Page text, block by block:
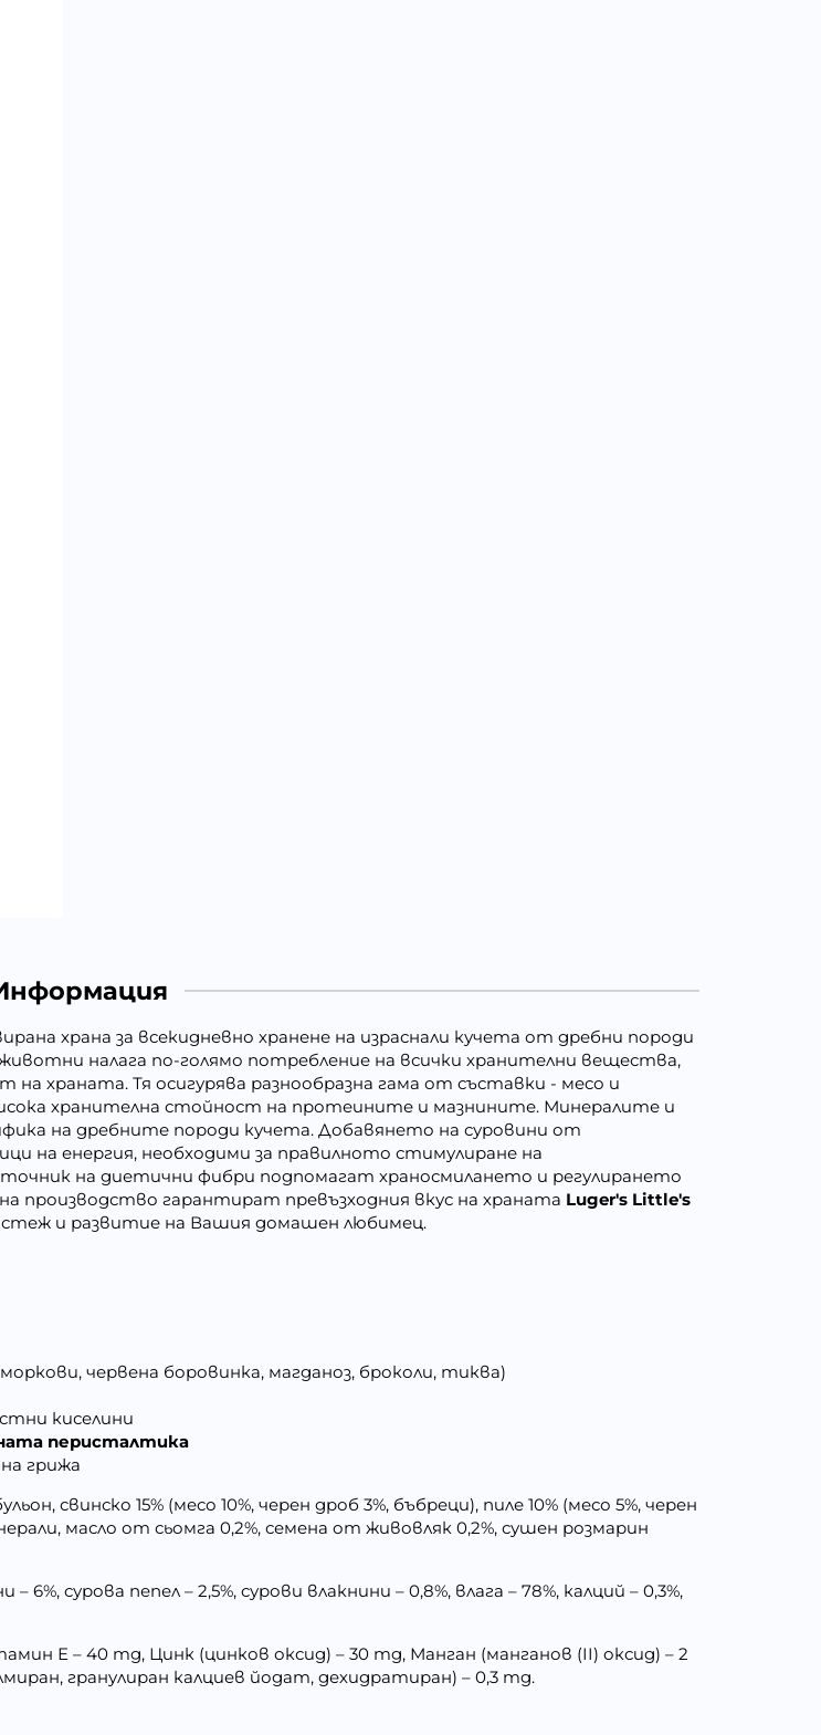
храна за всекидневно хранене на израснали кучета от дребни породи
налага по-голямо потребление на всички хранителни вещества,
храната. Тя осигурява разнообразна гама от съставки - месо и
хранителна стойност на протеините и мазнините. Минералите и
на дребните породи кучета. Добавянето на суровини от
на енергия, необходими за правилното стимулиране на
на диетични фибри подпомагат храносмилането и регулирането
гарантират превъзходния вкус на храната Luger's Little's
и развитие на Вашия домашен любимец.
червена боровинка, магданоз, броколи, тиква)
киселини
перисталтика
грижа
свинско 15% (месо 10%, черен дроб 3%, бъбреци), пиле 10% (месо 5%, черен
масло от сьомга 0,2%, семена от живовляк 0,2%, сушен розмарин
6%, сурова пепел – 2,5%, сурови влакнини – 0,8%, влага – 78%, калций – 0,3%,
Е – 40 mg, Цинк (цинков оксид) – 30 mg, Манган (манганов (II) оксид) – 2
гранулиран калциев йодат, дехидратиран) – 0,3 mg.